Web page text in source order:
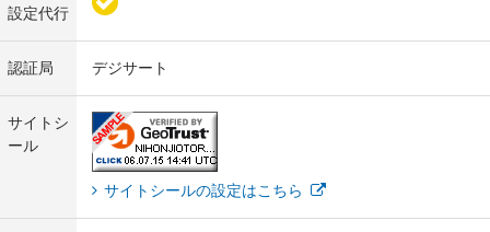
設定代行
認証局 デジサート
サイトシ
ール
サイトシールの設定はこちら